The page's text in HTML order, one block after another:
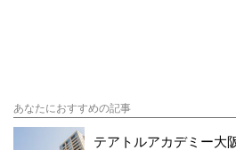
あなたにおすすめの記事
テアトルアカデミー大